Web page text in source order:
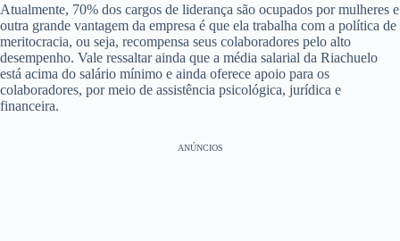
Atualmente, 70% dos cargos de liderança são ocupados por mulheres e
outra grande vantagem da empresa é que ela trabalha com a política de
meritocracia, ou seja, recompensa seus colaboradores pelo alto
desempenho. Vale ressaltar ainda que a média salarial da Riachuelo
está acima do salário mínimo e ainda oferece apoio para os
colaboradores, por meio de assistência psicológica, jurídica e
financeira.
ANÚNCIOS